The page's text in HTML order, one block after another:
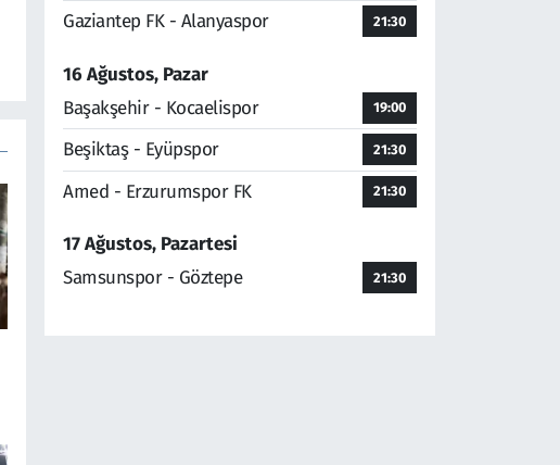
Gaziantep FK - Alanyaspor 21:30
16 Ağustos, Pazar
Başakşehir - Kocaelispor
19:00
Beşiktaş - Eyüpspor 21:30
Amed - Erzurumspor FK 21:30
17 Ağustos, Pazartesi
Samsunspor - Göztepe
21:30